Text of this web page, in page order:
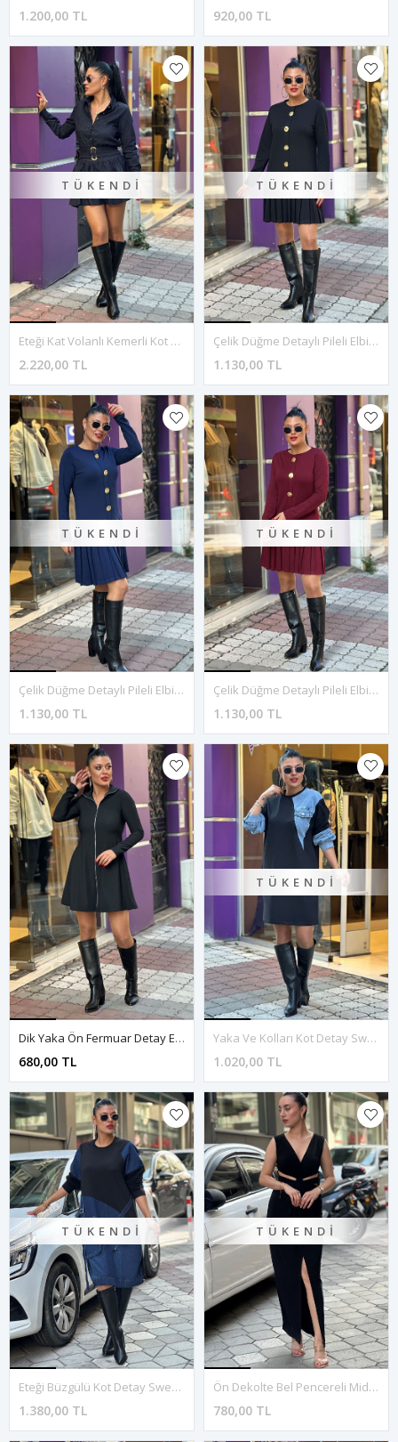
1.200,00 TL 920,00 TL
TÜKENDI
Eteği Kat Volanlı Kemerli Kot Elbise-Lacivert
2.220,00 TL
TÜKENDI
Çelik Düğme Detaylı Pileli Elbise-Siyah
1.130,00 TL
TÜKENDI
Çelik Düğme Detaylı Pileli Elbise-Lacivert
1.130,00 TL
TÜKENDI
Çelik Düğme Detaylı Pileli Elbise-Bordo
1.130,00 TL
Dik Yaka Ön Fermuar Detay Elbise-Siyah
680,00 TL
TÜKENDI
Yaka Ve Kolları Kot Detay Sweatshirt Elbise-Siyah
1.020,00 TL
TÜKENDI
Eteği Büzgülü Kot Detay Sweat Elbise-Siyah
1.380,00 TL
TÜKENDI
Ön Dekolte Bel Pencereli Midi Boy Elbise-Siyah
780,00 TL